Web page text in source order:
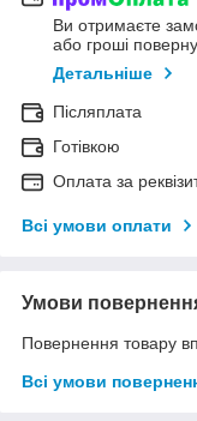
Ви отримаєте
або гроші
Детальніше
Післяплата
Готівкою
Оплата за
Всі умови оплати
Умови
Повернення товару
Всі умови